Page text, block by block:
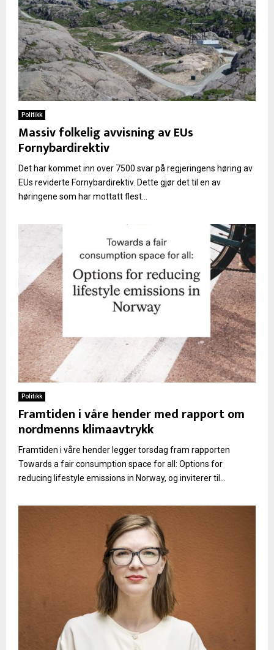
Politikk
Massiv folkelig avvisning av EUs
Fornybardirektiv
Det har kommet inn over 7500 svar på regjeringens høring av
EUs reviderte Fornybardirektiv. Dette gjør det til en av
høringene som har mottatt flest...
Politikk
Framtiden i våre hender med rapport om
nordmenns klimaavtrykk
Framtiden i våre hender legger torsdag fram rapporten
Towards a fair consumption space for all: Options for
reducing lifestyle emissions in Norway, og inviterer til...